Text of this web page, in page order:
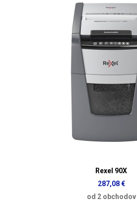
Rexel 90X
287,08 €
od 2 obchodov